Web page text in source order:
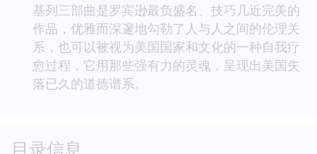
基列三部曲是罗宾逊最负盛名、技巧几近完美的
作品，优雅而深邃地勾勒了人与人之间的伦理关
系，也可以被视为美国国家和文化的一种自我疗
愈过程，它用那些强有力的灵魂，呈现出美国失
落已久的道德谱系。
目录信息